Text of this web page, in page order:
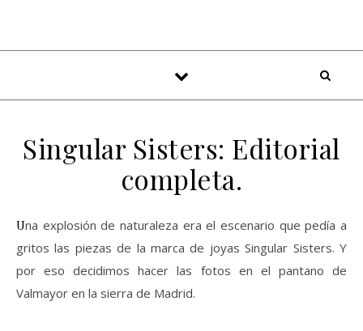
Singular Sisters: Editorial
completa.
Una explosión de naturaleza era el escenario que pedía a
gritos las piezas de la marca de joyas Singular Sisters. Y
por eso decidimos hacer las fotos en el pantano de
Valmayor en la sierra de Madrid.